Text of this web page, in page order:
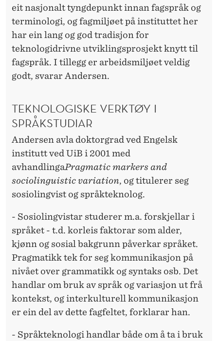
eit nasjonalt tyngdepunkt innan fagspråk og
terminologi, og fagmiljøet på instituttet her
har ein lang og god tradisjon for
teknologidrivne utviklingsprosjekt knytt til
fagspråk. I tillegg er arbeidsmiljøet veldig
godt, svarar Andersen.
TEKNOLOGISKE VERKTØY I
SPRÅKSTUDIAR
Andersen avla doktorgrad ved Engelsk
institutt ved UiB i 2001 med
avhandlingaPragmatic markers and
sociolinguistic variation, og titulerer seg
sosiolingvist og språkteknolog.
- Sosiolingvistar studerer m.a. forskjellar i
språket - t.d. korleis faktorar som alder,
kjønn og sosial bakgrunn påverkar språket.
Pragmatikk tek for seg kommunikasjon på
nivået over grammatikk og syntaks osb. Det
handlar om bruk av språk og variasjon ut frå
kontekst, og interkulturell kommunikasjon
er ein del av dette fagfeltet, forklarar han.
- Språkteknologi handlar både om å ta i bruk